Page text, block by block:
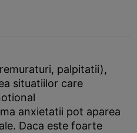
palpitatii),
situatiilor care
anxietatii pot aparea
Daca este foarte